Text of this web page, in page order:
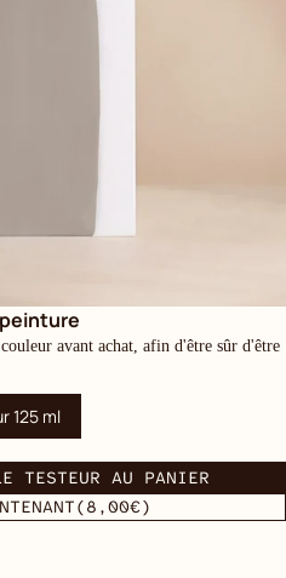
avant achat, afin d'être sûr d'être
125 ml
TESTEUR AU PANIER
(8,00€)